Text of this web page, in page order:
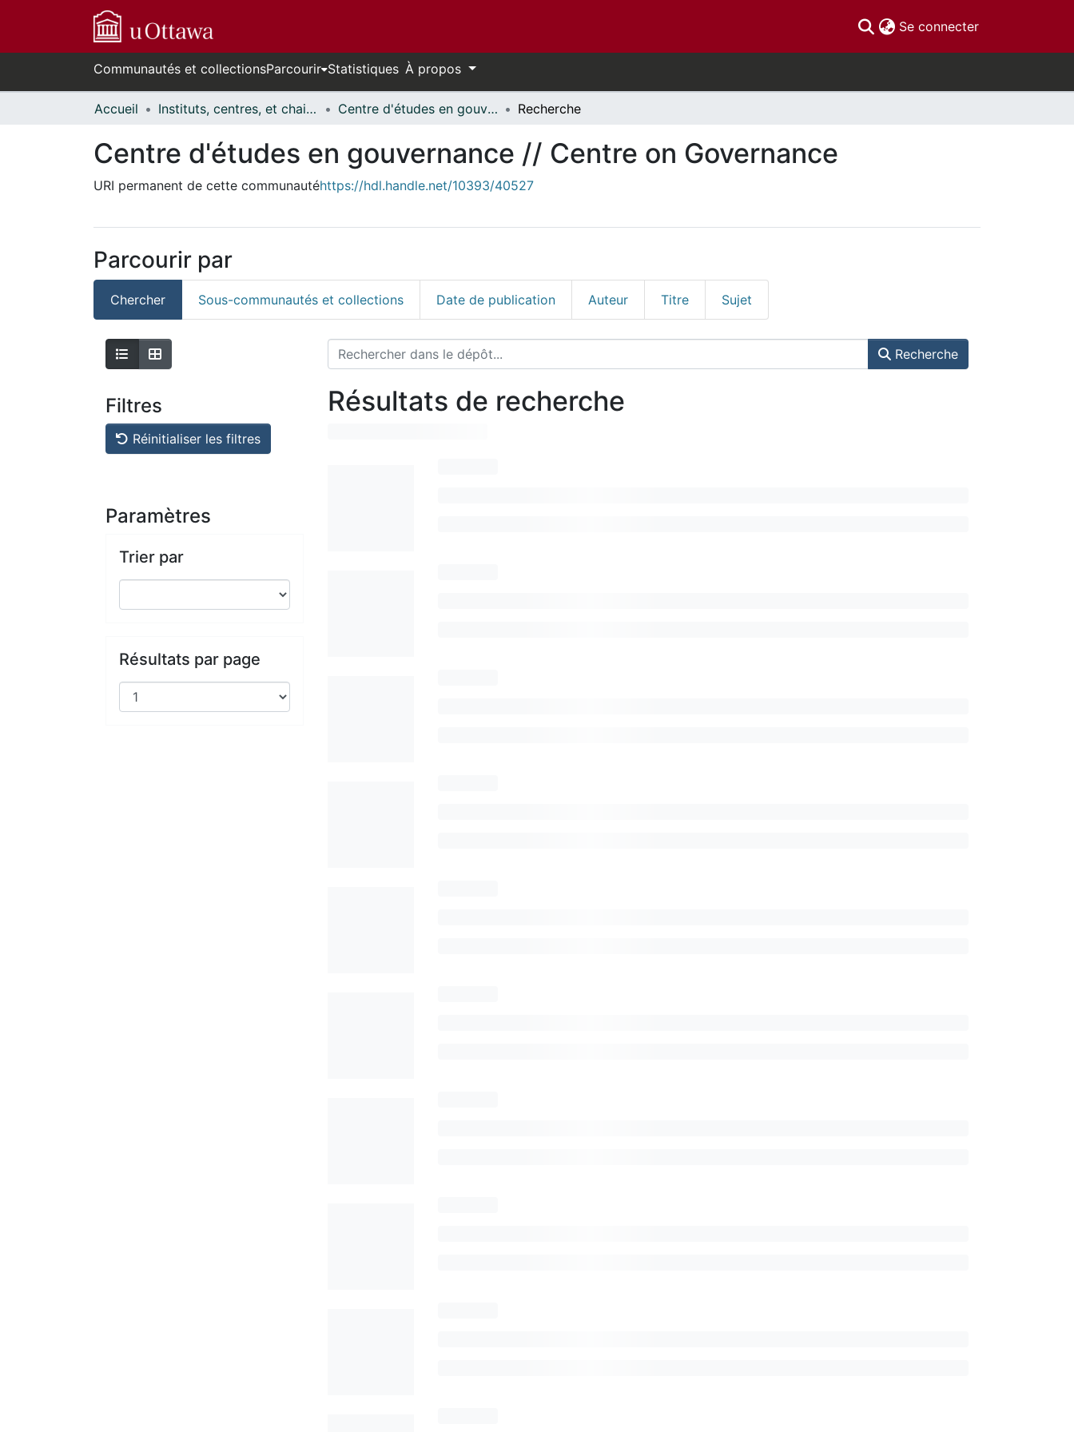
Se connecter(current)
Communautés et collectionsParcourir Statistiques À propos
Accueil Instituts, centres, et chaires de recherche // Research Institutes, Centres, and Chairs Centre d'études en gouvernance // Centre on Governance Recherche
Centre d'études en gouvernance // Centre on Governance
URI permanent de cette communautéhttps://hdl.handle.net/10393/40527
Parcourir par
Chercher Sous-communautés et collections Date de publication Auteur Titre Sujet
Filtres
Réinitialiser les filtres
Paramètres
Trier par
Résultats par page
Recherche
Résultats de recherche